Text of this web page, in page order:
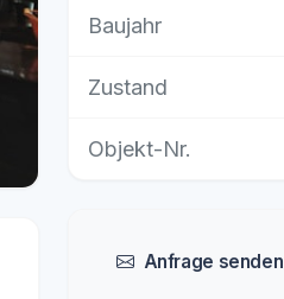
Baujahr
Zustand
Objekt-Nr.
Anfrage senden